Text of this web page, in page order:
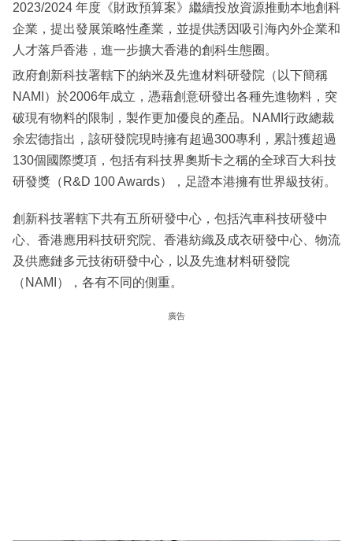
區
2023/2024 年度《財政預算案》繼續投放資源推動本地創科
企業，提出發展策略性產業，並提供誘因吸引海內外企業和
人才落戶香港，進一步擴大香港的創科生態圈。
政府創新科技署轄下的納米及先進材料研發院（以下簡稱
NAMI）於2006年成立，憑藉創意研發出各種先進物料，突
破現有物料的限制，製作更加優良的產品。NAMI行政總裁
余宏德指出，該研發院現時擁有超過300專利，累計獲超過
130個國際獎項，包括有科技界奧斯卡之稱的全球百大科技
研發獎（R&D 100 Awards），足證本港擁有世界級技術。
創新科技署轄下共有五所研發中心，包括汽車科技研發中
心、香港應用科技研究院、香港紡織及成衣研發中心、物流
及供應鏈多元技術研發中心，以及先進材料研發院
（NAMI），各有不同的側重。
廣告